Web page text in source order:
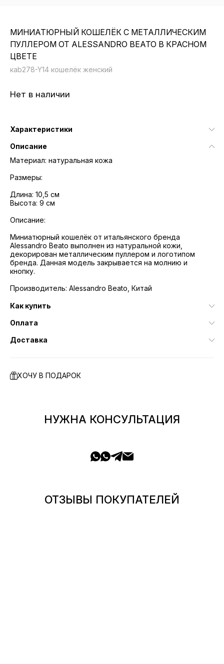
МИНИАТЮРНЫЙ КОШЕЛЁК С МЕТАЛЛИЧЕСКИМ
ПУЛЛЕРОМ ОТ ALESSANDRO BEATO В КРАСНОМ
ЦВЕТЕ
кab278-Y14 кошелёк женский
Нет в наличии
Характеристики
Описание
Материал: натуральная кожа
Размеры:
Длина: 10,5 см
Высота: 9 см
Описание:
Миниатюрный кошелёк от итальянского бренда
Alessandro Beato выполнен из натуральной кожи,
декорирован металлическим пуллером и логотипом
бренда. Данная модель закрывается на молнию и
кнопку.
Производитель: Alessandro Beato, Китай
Как купить
Оплата
Доставка
ХОЧУ В ПОДАРОК
НУЖНА КОНСУЛЬТАЦИЯ
ОТЗЫВЫ ПОКУПАТЕЛЕЙ